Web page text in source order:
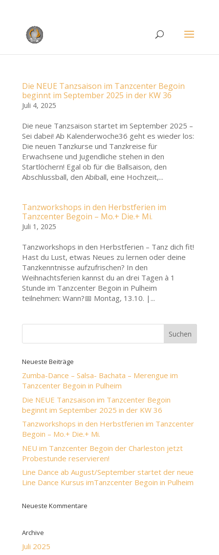
Die NEUE Tanzsaison im Tanzcenter Begoin
beginnt im September 2025 in der KW 36
Juli 4, 2025
Die neue Tanzsaison startet im September 2025 –
Sei dabei! Ab Kalenderwoche36 geht es wieder los:
Die neuen Tanzkurse und Tanzkreise für
Erwachsene und Jugendliche stehen in den
Startlöchern! Egal ob für die Ballsaison, den
Abschlussball, den Abiball, eine Hochzeit,...
Tanzworkshops in den Herbstferien im
Tanzcenter Begoin – Mo.+ Die.+ Mi.
Juli 1, 2025
Tanzworkshops in den Herbstferien – Tanz dich fit!
Hast du Lust, etwas Neues zu lernen oder deine
Tanzkenntnisse aufzufrischen? In den
Weihnachtsferien kannst du an drei Tagen à 1
Stunde im Tanzcenter Begoin in Pulheim
teilnehmen: Wann?📅 Montag, 13.10. |...
Neueste Beiträge
Zumba-Dance – Salsa- Bachata – Merengue im
Tanzcenter Begoin in Pulheim
Die NEUE Tanzsaison im Tanzcenter Begoin
beginnt im September 2025 in der KW 36
Tanzworkshops in den Herbstferien im Tanzcenter
Begoin – Mo.+ Die.+ Mi.
NEU im Tanzcenter Begoin der Charleston jetzt
Probestunde reservieren!
Line Dance ab August/September startet der neue
Line Dance Kursus imTanzcenter Begoin in Pulheim
Neueste Kommentare
Archive
Juli 2025